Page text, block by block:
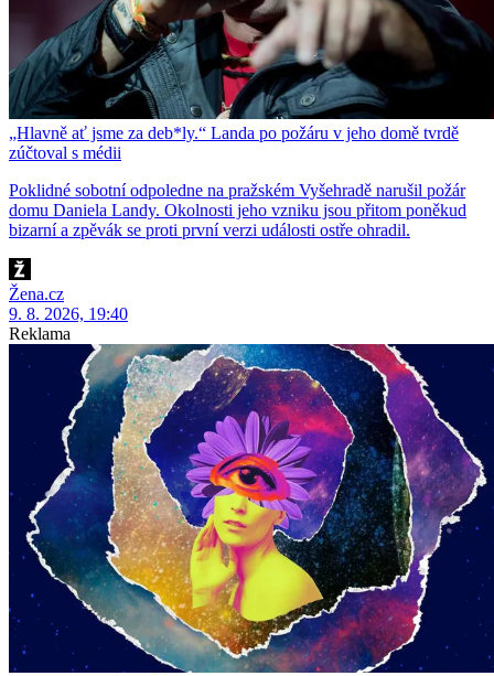
„Hlavně ať jsme za deb*ly.“ Landa po požáru v jeho domě tvrdě
zúčtoval s médii
Poklidné sobotní odpoledne na pražském Vyšehradě narušil požár
domu Daniela Landy. Okolnosti jeho vzniku jsou přitom poněkud
bizarní a zpěvák se proti první verzi události ostře ohradil.
Žena.cz
9. 8. 2026, 19:40
Reklama